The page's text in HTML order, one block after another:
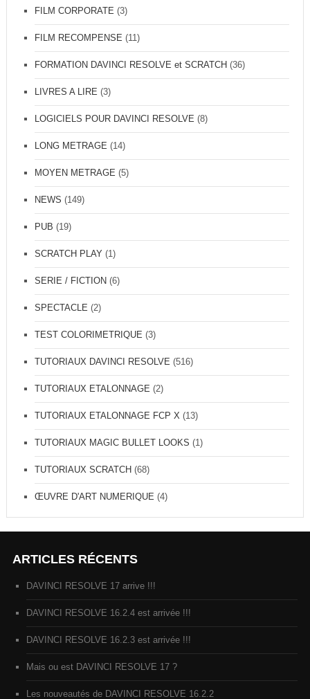
FILM CORPORATE (3)
FILM RECOMPENSE (11)
FORMATION DAVINCI RESOLVE et SCRATCH (36)
LIVRES A LIRE (3)
LOGICIELS POUR DAVINCI RESOLVE (8)
LONG METRAGE (14)
MOYEN METRAGE (5)
NEWS (149)
PUB (19)
SCRATCH PLAY(1)
SERIE / FICTION (6)
SPECTACLE (2)
TEST COLORIMETRIQUE (3)
TUTORIAUX DAVINCI RESOLVE (516)
TUTORIAUX ETALONNAGE (2)
TUTORIAUX ETALONNAGE FCP X(13)
TUTORIAUX MAGIC BULLET LOOKS (1)
TUTORIAUX SCRATCH (68)
ŒUVRE D'ART NUMERIQUE (4)
ARTICLES RÉCENTS
DAVINCI RESOLVE 17 arrive !!!
DAVINCI RESOLVE 16.2.4 est arrivée !!!
DAVINCI RESOLVE 16.2.3 est arrivée !!!
Mais ou est DAVINCI RESOLVE 17 ?
Les nouveautés de DAVINCI RESOLVE 16.2.2